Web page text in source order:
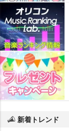
新着トレンド